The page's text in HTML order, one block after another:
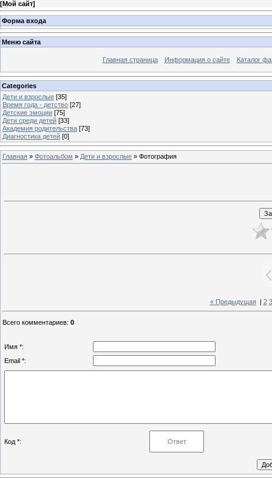
[Мой сайт]
Форма входа
Меню сайта
Главная страница Информация о сайте Каталог
Categories
Дети и взрослые [35]
Время года - детство [27]
Детские эмоции [75]
Дети среди детей [33]
Академия родительства [73]
Диагностика детей [0]
Главная » Фотоальбом » Дети и взрослые » Фотография
« Предыдущая| 2 3
Всего комментариев: 0
Имя *:
Email *:
Код *: